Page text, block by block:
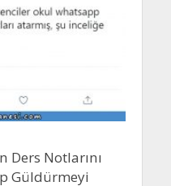
Ders Notlarını
Güldürmeyi